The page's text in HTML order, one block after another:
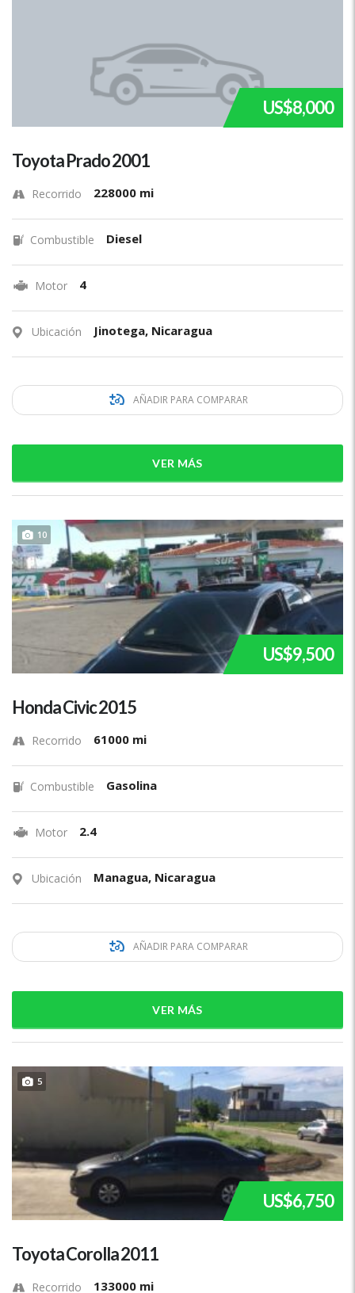
US$8,000
Toyota Prado 2001
Recorrido 228000 mi
Combustible Diesel
Motor 4
Ubicación Jinotega, Nicaragua
AÑADIR PARA COMPARAR
VER MÁS
10
US$9,500
Honda Civic 2015
Recorrido 61000 mi
Combustible Gasolina
Motor 2.4
Ubicación Managua, Nicaragua
AÑADIR PARA COMPARAR
VER MÁS
5
US$6,750
Toyota Corolla 2011
Recorrido 133000 mi